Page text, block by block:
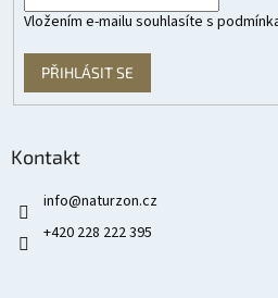
Vložením e-mailu souhlasíte s
PŘIHLÁSIT SE
Kontakt
info@naturzon.cz
+420 228 222 395